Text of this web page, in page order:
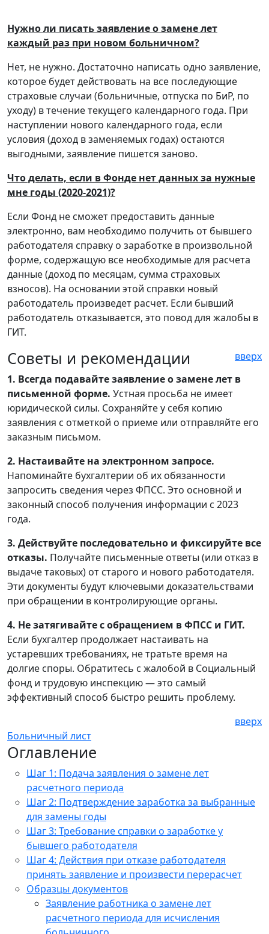
Нужно ли писать заявление о замене лет
каждый раз при новом больничном?
Нет, не нужно. Достаточно написать одно заявление,
которое будет действовать на все последующие
страховые случаи (больничные, отпуска по БиР, по
уходу) в течение текущего календарного года. При
наступлении нового календарного года, если
условия (доход в заменяемых годах) остаются
выгодными, заявление пишется заново.
Что делать, если в Фонде нет данных за нужные
мне годы (2020-2021)?
Если Фонд не сможет предоставить данные
электронно, вам необходимо получить от бывшего
работодателя справку о заработке в произвольной
форме, содержащую все необходимые для расчета
данные (доход по месяцам, сумма страховых
взносов). На основании этой справки новый
работодатель произведет расчет. Если бывший
работодатель отказывается, это повод для жалобы в
ГИТ.
вверх
Советы и рекомендации
1. Всегда подавайте заявление о замене лет в
письменной форме. Устная просьба не имеет
юридической силы. Сохраняйте у себя копию
заявления с отметкой о приеме или отправляйте его
заказным письмом.
2. Настаивайте на электронном запросе.
Напоминайте бухгалтерии об их обязанности
запросить сведения через ФПСС. Это основной и
законный способ получения информации с 2023
года.
3. Действуйте последовательно и фиксируйте все
отказы. Получайте письменные ответы (или отказ в
выдаче таковых) от старого и нового работодателя.
Эти документы будут ключевыми доказательствами
при обращении в контролирующие органы.
4. Не затягивайте с обращением в ФПСС и ГИТ.
Если бухгалтер продолжает настаивать на
устаревших требованиях, не тратьте время на
долгие споры. Обратитесь с жалобой в Социальный
фонд и трудовую инспекцию — это самый
эффективный способ быстро решить проблему.
вверх
Больничный лист
Оглавление
Шаг 1: Подача заявления о замене лет
расчетного периода
Шаг 2: Подтверждение заработка за выбранные
для замены годы
Шаг 3: Требование справки о заработке у
бывшего работодателя
Шаг 4: Действия при отказе работодателя
принять заявление и произвести перерасчет
Образцы документов
Заявление работника о замене лет
расчетного периода для исчисления